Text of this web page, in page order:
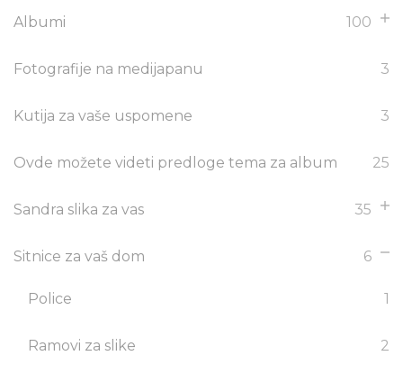
Albumi 100
Fotografije na medijapanu 3
Kutija za vaše uspomene 3
Ovde možete videti predloge tema za album 25
Sandra slika za vas 35
Sitnice za vaš dom 6
Police 1
Ramovi za slike 2